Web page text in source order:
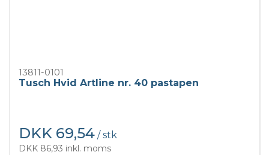
13811-0101
Tusch Hvid Artline nr. 40 pastapen
DKK 69,54 / stk
DKK 86,93 inkl. moms